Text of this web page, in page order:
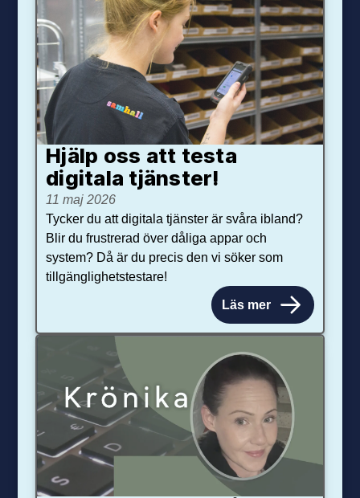
Hjälp oss att testa
digitala tjänster!
11 maj 2026
Tycker du att digitala tjänster är svåra ibland?
Blir du frustrerad över dåliga appar och
system? Då är du precis den vi söker som
tillgänglighetstestare!
Läs mer